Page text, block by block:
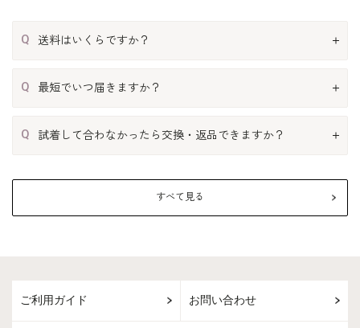
Q 送料はいくらですか？
Q 最短でいつ届きますか？
Q 試着して合わなかったら交換・返品できますか？
すべて見る
ご利用ガイド お問い合わせ